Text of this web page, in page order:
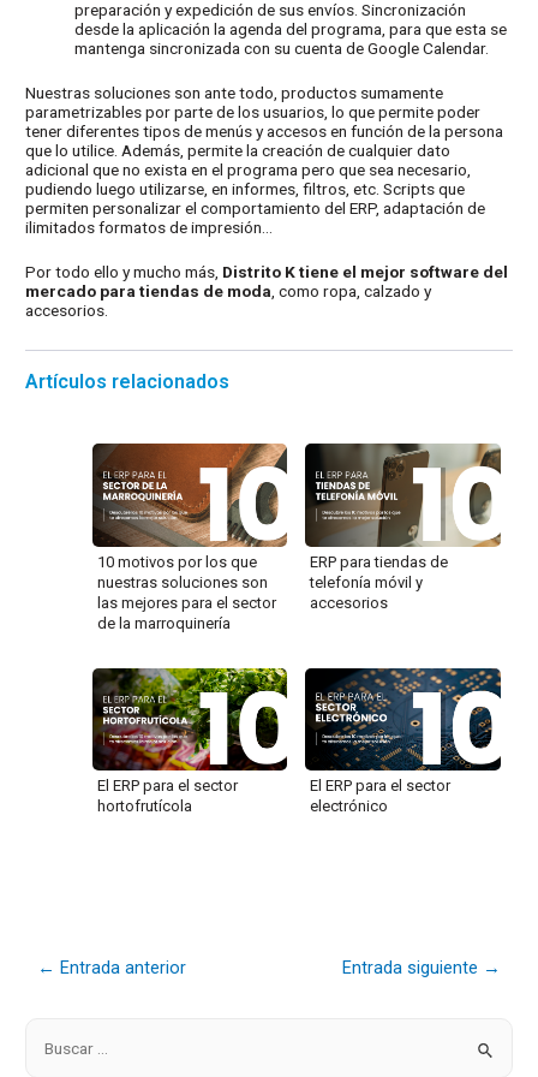
preparación y expedición de sus envíos. Sincronización
desde la aplicación la agenda del programa, para que esta se
mantenga sincronizada con su cuenta de Google Calendar.
Nuestras soluciones son ante todo, productos sumamente
parametrizables por parte de los usuarios, lo que permite poder
tener diferentes tipos de menús y accesos en función de la persona
que lo utilice. Además, permite la creación de cualquier dato
adicional que no exista en el programa pero que sea necesario,
pudiendo luego utilizarse, en informes, filtros, etc. Scripts que
permiten personalizar el comportamiento del ERP, adaptación de
ilimitados formatos de impresión…
Por todo ello y mucho más, Distrito K tiene el mejor software del
mercado para tiendas de moda, como ropa, calzado y
accesorios.
Artículos relacionados
10 motivos por los que
nuestras soluciones son
las mejores para el sector
de la marroquinería
ERP para tiendas de
telefonía móvil y
accesorios
El ERP para el sector
hortofrutícola
El ERP para el sector
electrónico
← Entrada anterior Entrada siguiente →